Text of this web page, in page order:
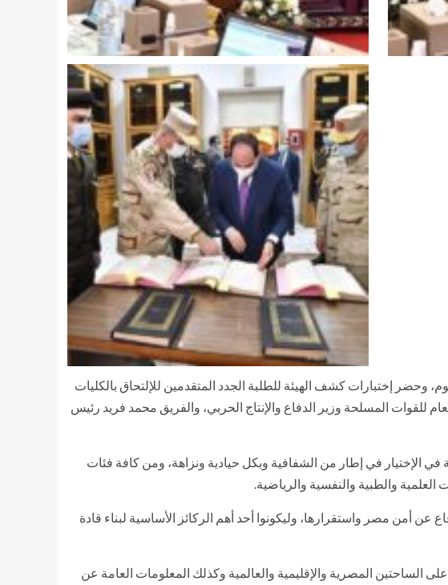
وحضر إختبارات کشف الهيئة للطلبة الجدد المتقدمين للإلتحاق بالكليات
للقوات المسلحة وزير الدفاع والإنتاج الحربي، والفريق محمد فريد رئيس
في الإختيار في إطار من الشفافية وبكل حيادية ونزاهة، ومن كافة فئات
والطبية والنفسية والرياضية.
أمن مصر واستقرارها، وليكونوا أحد أهم الركائز الأساسية لبناء قادة
المصرية والإقليمية والعالمية وكذلك المعلومات العامة عن